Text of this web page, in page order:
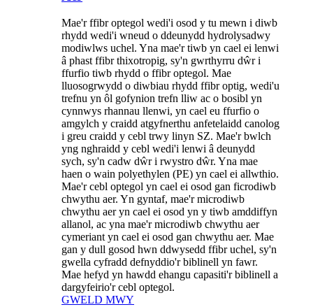
Mae'r ffibr optegol wedi'i osod y tu mewn i diwb
rhydd wedi'i wneud o ddeunydd hydrolysadwy
modiwlws uchel. Yna mae'r tiwb yn cael ei lenwi
â phast ffibr thixotropig, sy'n gwrthyrru dŵr i
ffurfio tiwb rhydd o ffibr optegol. Mae
lluosogrwydd o diwbiau rhydd ffibr optig, wedi'u
trefnu yn ôl gofynion trefn lliw ac o bosibl yn
cynnwys rhannau llenwi, yn cael eu ffurfio o
amgylch y craidd atgyfnerthu anfetelaidd canolog
i greu craidd y cebl trwy linyn SZ. Mae'r bwlch
yng nghraidd y cebl wedi'i lenwi â deunydd
sych, sy'n cadw dŵr i rwystro dŵr. Yna mae
haen o wain polyethylen (PE) yn cael ei allwthio.
Mae'r cebl optegol yn cael ei osod gan ficrodiwb
chwythu aer. Yn gyntaf, mae'r microdiwb
chwythu aer yn cael ei osod yn y tiwb amddiffyn
allanol, ac yna mae'r microdiwb chwythu aer
cymeriant yn cael ei osod gan chwythu aer. Mae
gan y dull gosod hwn ddwysedd ffibr uchel, sy'n
gwella cyfradd defnyddio'r biblinell yn fawr.
Mae hefyd yn hawdd ehangu capasiti'r biblinell a
dargyfeirio'r cebl optegol.
GWELD MWY